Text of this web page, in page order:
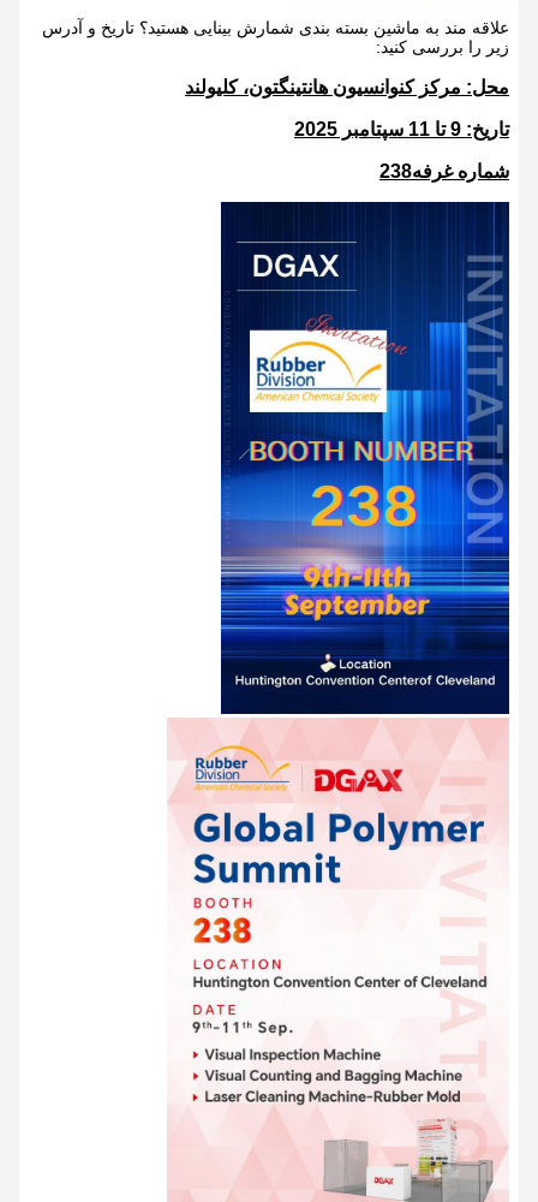
علاقه مند به ماشین بسته بندی شمارش بینایی هستید؟ تاریخ و آدرس
زیر را بررسی کنید:
محل: مرکز کنوانسیون هانتینگتون، کلیولند
تاریخ: 9 تا 11 سپتامبر 2025
شماره غرفه238